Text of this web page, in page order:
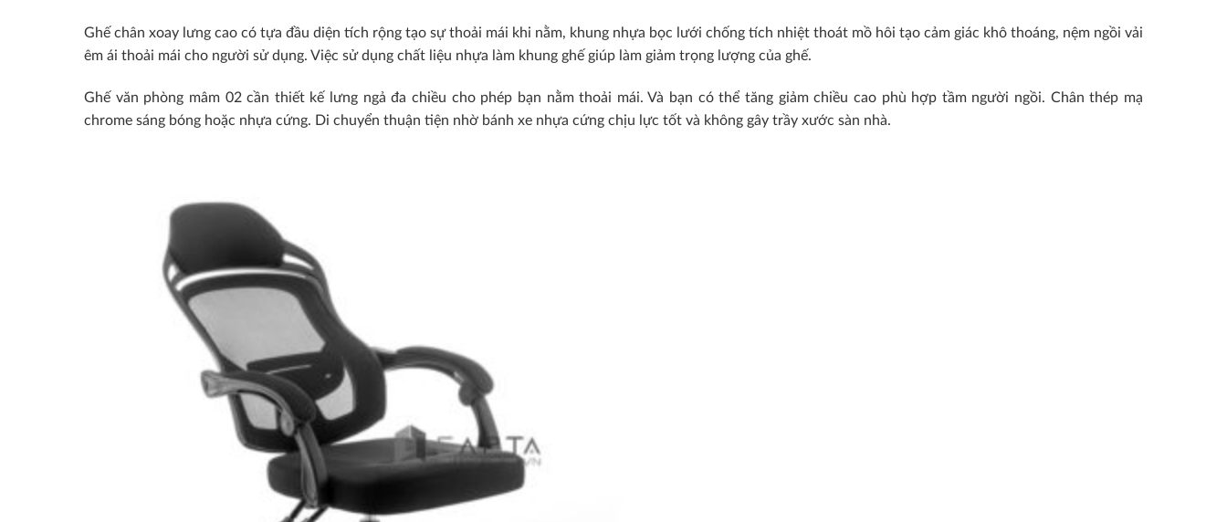
Ghế chân xoay lưng cao có tựa đầu diện tích rộng tạo sự thoải mái khi nằm, khung nhựa bọc lưới chống tích nhiệt thoát mồ hôi tạo cảm giác khô thoáng, nệm ngồi vải
êm ái thoải mái cho người sử dụng. Việc sử dụng chất liệu nhựa làm khung ghế giúp làm giảm trọng lượng của ghế.
Ghế văn phòng mâm 02 cần thiết kế lưng ngả đa chiều cho phép bạn nằm thoải mái. Và bạn có thể tăng giảm chiều cao phù hợp tầm người ngồi. Chân thép mạ
chrome sáng bóng hoặc nhựa cứng. Di chuyển thuận tiện nhờ bánh xe nhựa cứng chịu lực tốt và không gây trầy xước sàn nhà.